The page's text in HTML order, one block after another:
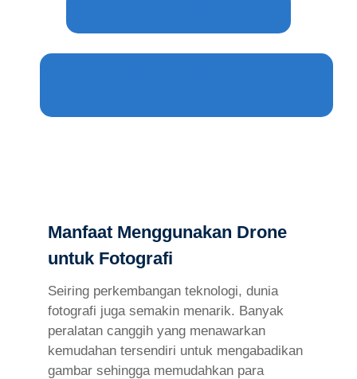
Manfaat Menggunakan Drone
untuk Fotografi
Seiring perkembangan teknologi, dunia
fotografi juga semakin menarik. Banyak
peralatan canggih yang menawarkan
kemudahan tersendiri untuk mengabadikan
gambar sehingga memudahkan para